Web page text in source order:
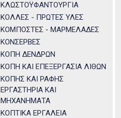
ΚΛΩΣΤΟΫΦΑΝΤΟΥΡΓΙΑ
ΚΟΛΛΕΣ - ΠΡΩΤΕΣ ΥΛΕΣ
ΚΟΜΠΟΣΤΕΣ - ΜΑΡΜΕΛΑΔΕΣ
ΚΟΝΣΕΡΒΕΣ
ΚΟΠΗ ΔΕΝΔΡΩΝ
ΚΟΠΗ ΚΑΙ ΕΠΕΞΕΡΓΑΣΙΑ ΛΙΘΩΝ
ΚΟΠΗΣ ΚΑΙ ΡΑΦΗΣ
ΕΡΓΑΣΤΗΡΙΑ ΚΑΙ
ΜΗΧΑΝΗΜΑΤΑ
ΚΟΠΤΙΚΑ ΕΡΓΑΛΕΙΑ